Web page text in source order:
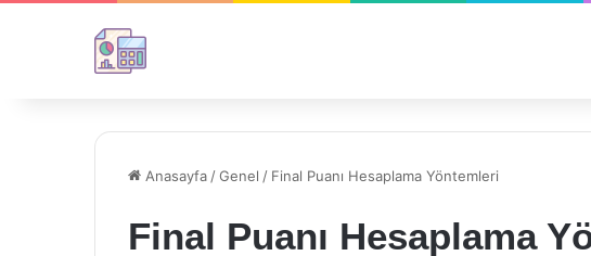
Anasayfa /Genel / Final Puanı Hesaplama Yöntemleri
Final Puanı Hesaplama